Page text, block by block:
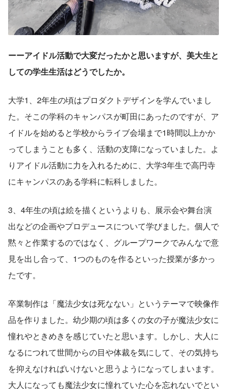
ーーアイドル活動で大変だったかと思いますが、美大生と
しての学生生活はどうでしたか。
大学1、2年生の頃はプロダクトデザインを学んでいまし
た。そこの学科のキャンパスが町田にあったのですが、ア
イドルを始めると学校からライブ会場まで1時間以上かか
ってしまうことも多く、活動の支障になっていました。よ
りアイドル活動に力を入れるために、大学3年生で高円寺
にキャンパスのある学科に転科しました。
3、4年生の頃は絵を描くというよりも、展示会や舞台演
出などの企画やプロデュースについて学びました。個人で
黙々と作業するのではなく、グループワークでみんなで意
見を出し合って、1つのものを作るといった授業が多かっ
たです。
卒業制作は「魔法少女は死なない」というテーマで映像作
品を作りました。幼少期の頃は多くの女の子が魔法少女に
憧れやときめきを感じていたと思います。しかし、大人に
なるにつれて世間からの目や体裁を気にして、その気持ち
を抑えなければいけないと思うようになってしまいます。
大人になっても魔法少女に憧れていた心を忘れないでとい